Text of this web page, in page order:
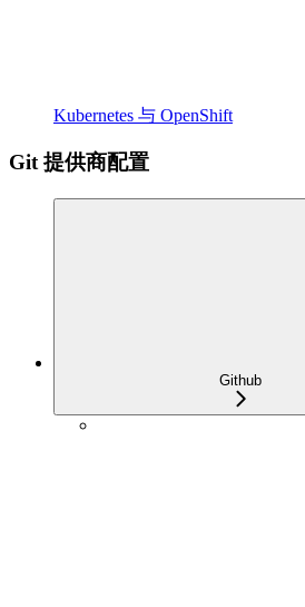
Kubernetes 与 OpenShift
Git 提供商配置
Github